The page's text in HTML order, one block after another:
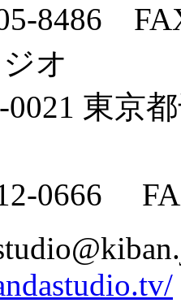
8486
オ
東京
0666